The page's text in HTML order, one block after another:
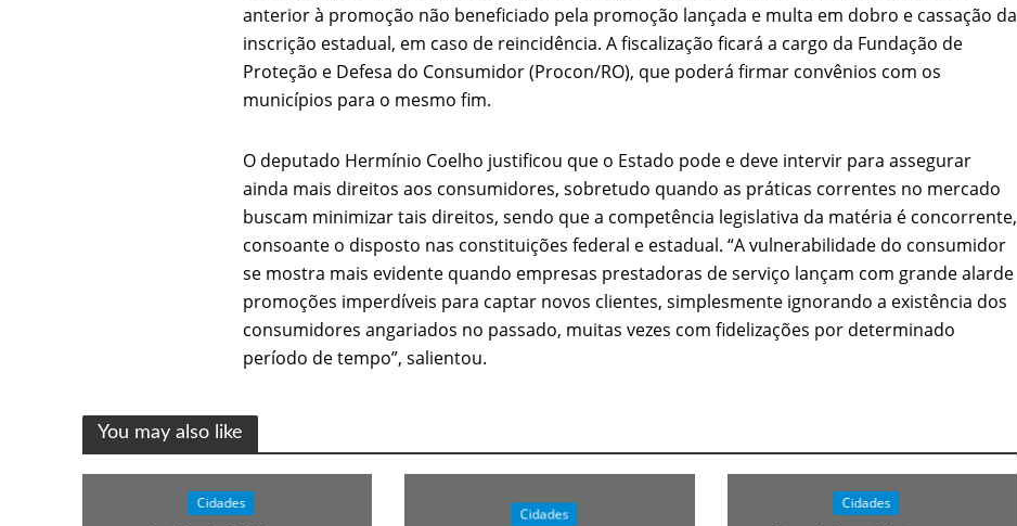
anterior à promoção não beneficiado pela promoção lançada e multa em dobro e cassação da
inscrição estadual, em caso de reincidência. A fiscalização ficará a cargo da Fundação de
Proteção e Defesa do Consumidor (Procon/RO), que poderá firmar convênios com os
municípios para o mesmo fim.
O deputado Hermínio Coelho justificou que o Estado pode e deve intervir para assegurar
ainda mais direitos aos consumidores, sobretudo quando as práticas correntes no mercado
buscam minimizar tais direitos, sendo que a competência legislativa da matéria é concorrente,
consoante o disposto nas constituições federal e estadual. “A vulnerabilidade do consumidor
se mostra mais evidente quando empresas prestadoras de serviço lançam com grande alarde
promoções imperdíveis para captar novos clientes, simplesmente ignorando a existência dos
consumidores angariados no passado, muitas vezes com fidelizações por determinado
período de tempo”, salientou.
You may also like
Cidades
Cidades
Cidades